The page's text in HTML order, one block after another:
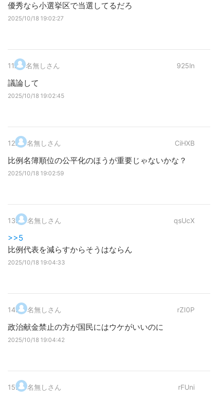
優秀なら小選挙区で当選してるだろ
2025/10/18 19:02:27
11. 名無しさん 925ln
議論して
2025/10/18 19:02:45
12. 名無しさん CiHXB
比例名簿順位の公平化のほうが重要じゃないかな？
2025/10/18 19:02:59
13. 名無しさん qsUcX
>>5
比例代表を減らすからそうはならん
2025/10/18 19:04:33
14. 名無しさん rZI0P
政治献金禁止の方が国民にはウケがいいのに
2025/10/18 19:04:42
15. 名無しさん rFUni